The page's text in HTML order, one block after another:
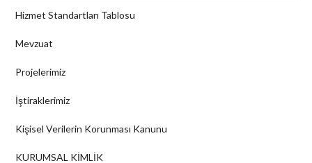
Hizmet Standartları Tablosu
Mevzuat
Projelerimiz
İştiraklerimiz
Kişisel Verilerin Korunması Kanunu
KURUMSAL KİMLİK